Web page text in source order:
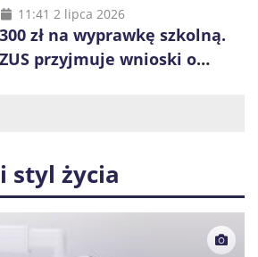
11:41 2 lipca 2026
300 zł na wyprawkę szkolną.
ZUS przyjmuje wnioski o
styl życia